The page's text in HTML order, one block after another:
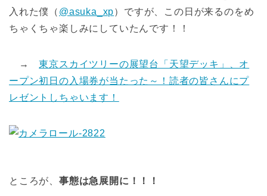
入れた僕（ @asuka_xp）ですが、この日が来るのをめ
ちゃくちゃ楽しみにしていたんです！！
→東京スカイツリーの展望台「天望デッキ」、オ
ープン初日の入場券が当たった～！読者の皆さんにプ
レゼントしちゃいます！
ところが、 事態は急展開に！！！